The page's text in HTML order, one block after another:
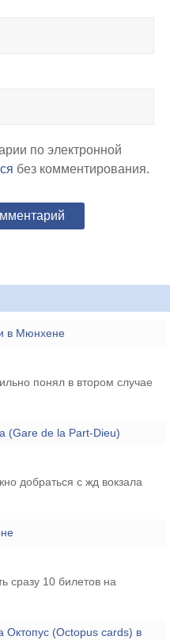
по электронной
без комментирования.
в Мюнхене
понял в втором случае
(Gare de la Part-Dieu)
добраться с жд вокзала
сразу 10 билетов на
Октопус (Octopus cards) в